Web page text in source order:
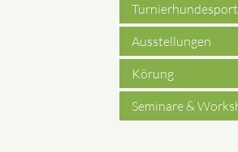
Turnierhundesport
Ausstellungen
Körung
Seminare &